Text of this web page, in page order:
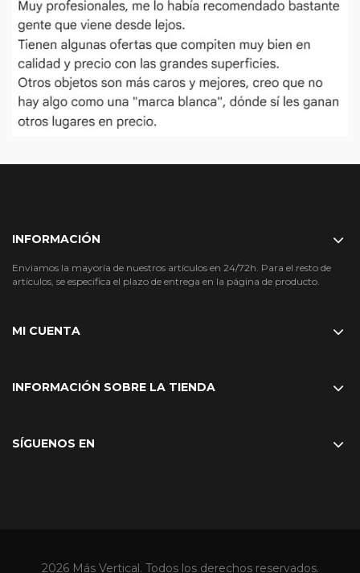
INFORMACIÓN
Enviamos la mayoría de nuestros artículos en 24/72h. Para el resto de
artículos, se especifica el plazo de entrega en la página de producto.
MI CUENTA
INFORMACIÓN SOBRE LA TIENDA
SÍGUENOS EN
2026 Más Vertical. Todos los derechos reservados.